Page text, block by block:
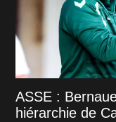
ASSE :
hiérarchie de